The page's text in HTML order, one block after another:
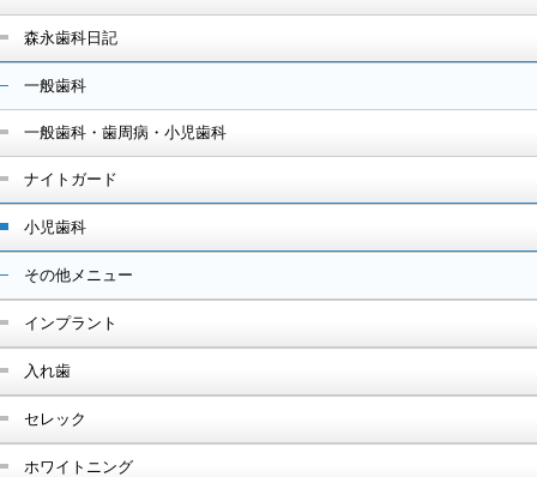
森永歯科日記
一般歯科
一般歯科・歯周病・小児歯科
ナイトガード
小児歯科
その他メニュー
インプラント
入れ歯
セレック
ホワイトニング